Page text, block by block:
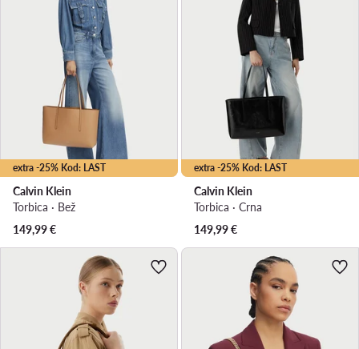
extra -25% Kod: LAST
Calvin Klein
Torbica · Bež
149,99€
extra -25% Kod: LAST
Calvin Klein
Torbica · Crna
149,99€